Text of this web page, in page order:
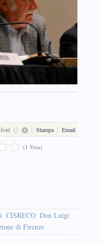
Stampa Email
(1 Vota)
CISRECO Don Luigi
di Firenze